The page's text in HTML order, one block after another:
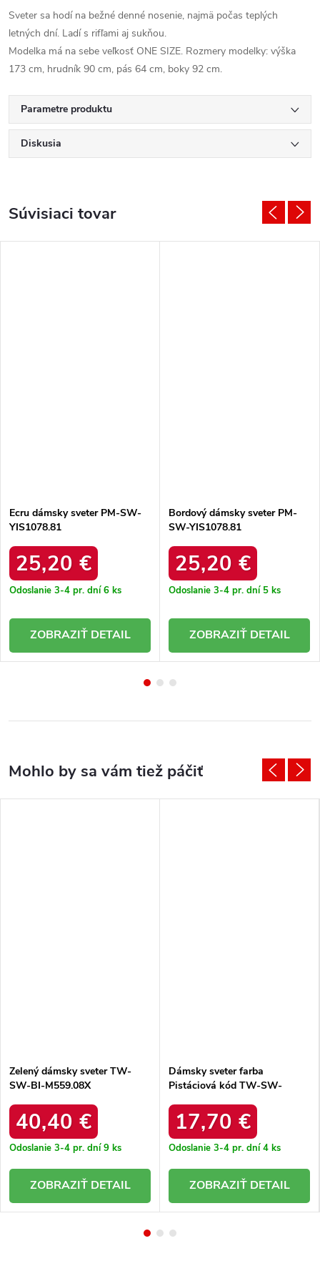
Sveter sa hodí na bežné denné nosenie, najmä počas teplých
letných dní. Ladí s rifľami aj sukňou.
Modelka má na sebe veľkosť ONE SIZE. Rozmery modelky: výška
173 cm, hrudník 90 cm, pás 64 cm, boky 92 cm.
Parametre produktu
Diskusia
Súvisiaci tovar
Ecru dámsky sveter PM-SW-
YIS1078.81
25,20 €
Odoslanie 3-4 pr. dní6 ks
DETAIL
Bordový dámsky sveter PM-
SW-YIS1078.81
25,20 €
Odoslanie 3-4 pr. dní 5 ks
DETAIL
Zelený dámsky sveter TW-
SW-BI-M559.08X
40,40 €
Odoslanie 3-4 pr. dní9 ks
DETAIL
Dámsky sveter farba
Pistáciová kód TW-SW-
17,70 €
Odoslanie 3-4 pr. dní4 ks
DETAIL